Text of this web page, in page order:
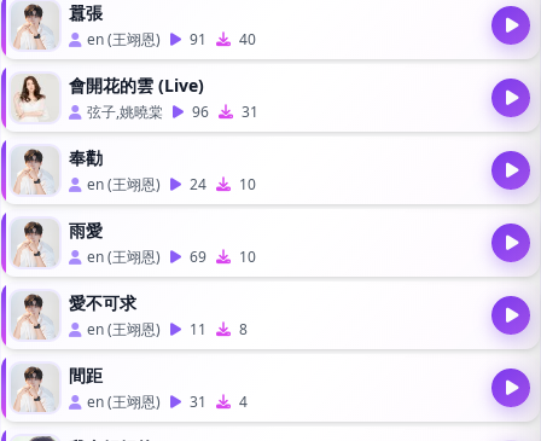
囂張
en (王翊恩) 91 40
會開花的雲 (Live)
弦子,姚曉棠 96 31
奉勸
en (王翊恩) 24 10
雨愛
en (王翊恩) 69 10
愛不可求
en (王翊恩) 11 8
間距
en (王翊恩) 31 4